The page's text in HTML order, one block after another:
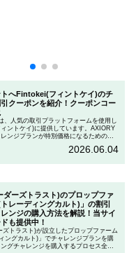
へFintokei(フィントケイ)のチ
クーポンを紹介！クーポンコー
、人気の取引プラットフォームを使用し
ントケイ)に提供しています。AXIORY
ンジプランが特別価格になるためのク
ーポンコードを入力して割引にする方法
2026.06.04
ーズトラスト)のプロップファ
レーディングカルト)」の割引
ンジの購入方法を解説！当サイ
も提供中！
トラスト)が設立したプロップファーム
ングカルト)」でチャレンジプランを購
グチャレンジを購入するプロセス全体